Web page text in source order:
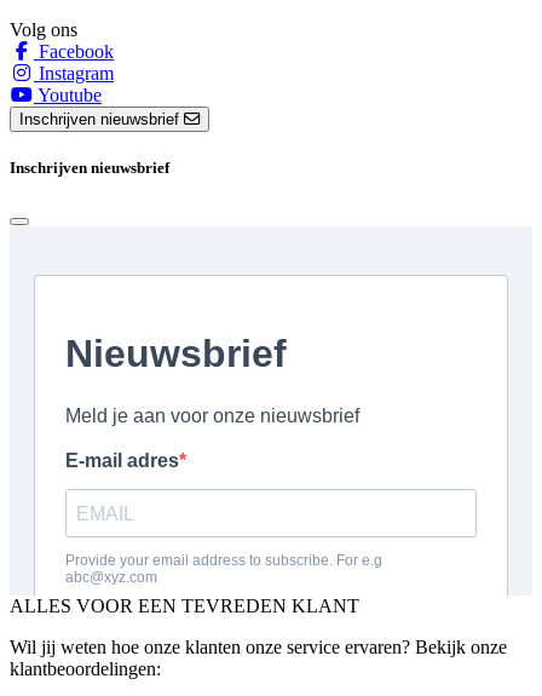
Volg ons
Facebook
Instagram
Youtube
Inschrijven nieuwsbrief
Inschrijven nieuwsbrief
ALLES VOOR EEN TEVREDEN KLANT
Wil jij weten hoe onze klanten onze service ervaren? Bekijk onze
klantbeoordelingen: